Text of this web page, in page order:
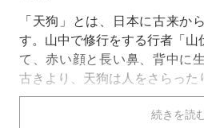
「天狗」とは、日本に古来か
す。山中で修行をする行者「山
て、赤い顔と長い鼻、背中に
古きより、天狗は人をさらった
とても恐れられてきました。し
り人々が最も恐れるものが火事
続きを読